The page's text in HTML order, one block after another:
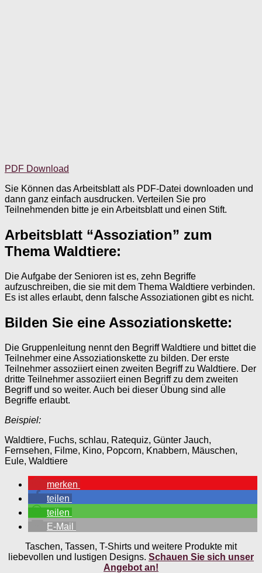
PDF Download
Sie Können das Arbeitsblatt als PDF-Datei downloaden und
dann ganz einfach ausdrucken. Verteilen Sie pro
Teilnehmenden bitte je ein Arbeitsblatt und einen Stift.
Arbeitsblatt “Assoziation” zum
Thema Waldtiere:
Die Aufgabe der Senioren ist es, zehn Begriffe
aufzuschreiben, die sie mit dem Thema Waldtiere verbinden.
Es ist alles erlaubt, denn falsche Assoziationen gibt es nicht.
Bilden Sie eine Assoziationskette:
Die Gruppenleitung nennt den Begriff Waldtiere und bittet die
Teilnehmer eine Assoziationskette zu bilden. Der erste
Teilnehmer assoziiert einen zweiten Begriff zu Waldtiere. Der
dritte Teilnehmer assoziiert einen Begriff zu dem zweiten
Begriff und so weiter. Auch bei dieser Übung sind alle
Begriffe erlaubt.
Beispiel:
Waldtiere, Fuchs, schlau, Ratequiz, Günter Jauch,
Fernsehen, Filme, Kino, Popcorn, Knabbern, Mäuschen,
Eule, Waldtiere
merken
teilen
teilen
E-Mail
Taschen, Tassen, T-Shirts und weitere Produkte mit
liebevollen und lustigen Designs. Schauen Sie sich unser
Angebot an!